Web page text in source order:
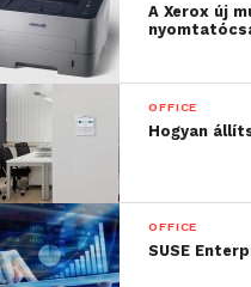
A Xerox új
OFFICE
Hogyan
OFFICE
SUSE